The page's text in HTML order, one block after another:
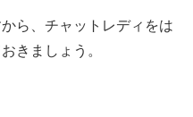
ら、チャットレディをは
きましょう。